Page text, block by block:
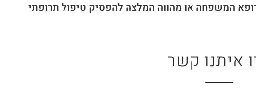
המשפחה או מהווה המלצה להפסיק טיפול תרופתי
איתנו קשר